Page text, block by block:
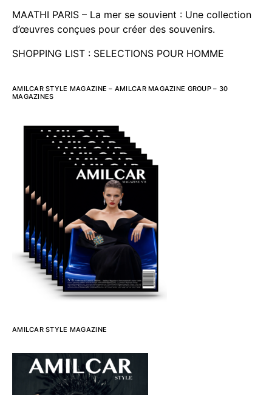
MAATHI PARIS – La mer se souvient : Une collection
d’œuvres conçues pour créer des souvenirs.
SHOPPING LIST : SELECTIONS POUR HOMME
AMILCAR STYLE MAGAZINE – AMILCAR MAGAZINE GROUP – 30
MAGAZINES
AMILCAR STYLE MAGAZINE